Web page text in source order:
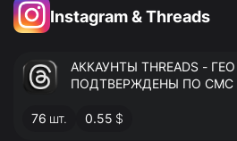
Instagram & Threads
АККАУНТЫ THREADS -
ПОДТВЕРЖДЕНЫ ПО СМС
76 шт. 0.55 $